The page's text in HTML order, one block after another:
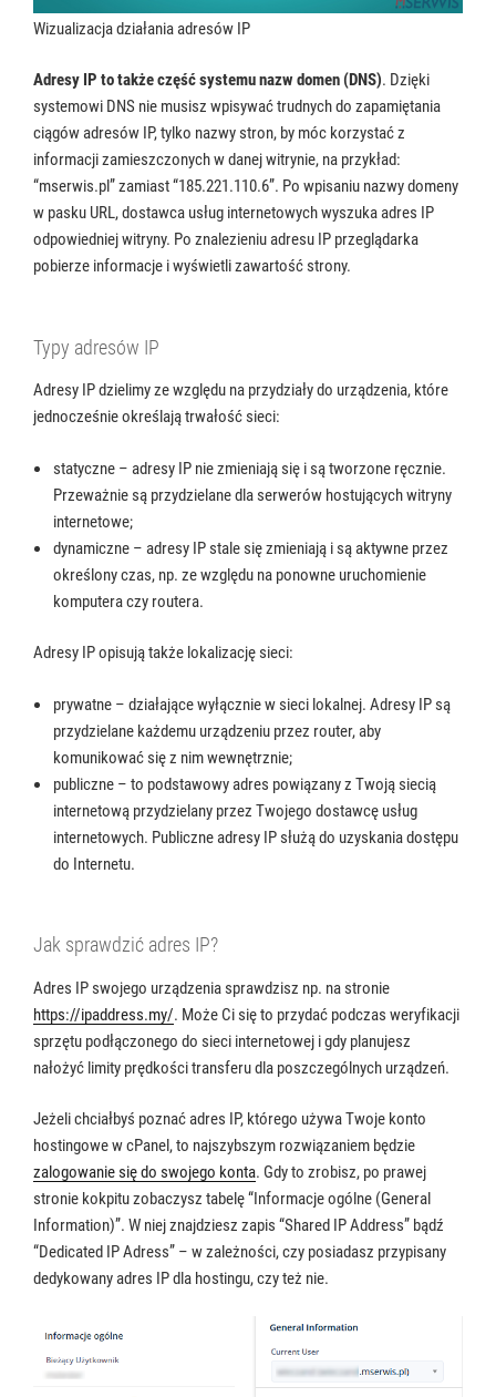
Wizualizacja działania adresów IP
Adresy IP to także część systemu nazw domen (DNS). Dzięki
systemowi DNS nie musisz wpisywać trudnych do zapamiętania
ciągów adresów IP, tylko nazwy stron, by móc korzystać z
informacji zamieszczonych w danej witrynie, na przykład:
“mserwis.pl” zamiast “185.221.110.6”. Po wpisaniu nazwy domeny
w pasku URL, dostawca usług internetowych wyszuka adres IP
odpowiedniej witryny. Po znalezieniu adresu IP przeglądarka
pobierze informacje i wyświetli zawartość strony.
Typy adresów IP
Adresy IP dzielimy ze względu na przydziały do urządzenia, które
jednocześnie określają trwałość sieci:
statyczne – adresy IP nie zmieniają się i są tworzone ręcznie.
Przeważnie są przydzielane dla serwerów hostujących witryny
internetowe;
dynamiczne – adresy IP stale się zmieniają i są aktywne przez
określony czas, np. ze względu na ponowne uruchomienie
komputera czy routera.
Adresy IP opisują także lokalizację sieci:
prywatne – działające wyłącznie w sieci lokalnej. Adresy IP są
przydzielane każdemu urządzeniu przez router, aby
komunikować się z nim wewnętrznie;
publiczne – to podstawowy adres powiązany z Twoją siecią
internetową przydzielany przez Twojego dostawcę usług
internetowych. Publiczne adresy IP służą do uzyskania dostępu
do Internetu.
Jak sprawdzić adres IP?
Adres IP swojego urządzenia sprawdzisz np. na stronie
https://ipaddress.my/. Może Ci się to przydać podczas weryfikacji
sprzętu podłączonego do sieci internetowej i gdy planujesz
nałożyć limity prędkości transferu dla poszczególnych urządzeń.
Jeżeli chciałbyś poznać adres IP, którego używa Twoje konto
hostingowe w cPanel, to najszybszym rozwiązaniem będzie
zalogowanie się do swojego konta. Gdy to zrobisz, po prawej
stronie kokpitu zobaczysz tabelę “Informacje ogólne (General
Information)”. W niej znajdziesz zapis “Shared IP Address” bądź
“Dedicated IP Adress” – w zależności, czy posiadasz przypisany
dedykowany adres IP dla hostingu, czy też nie.